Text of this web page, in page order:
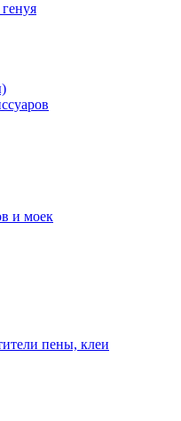
и моек
пены, клеи